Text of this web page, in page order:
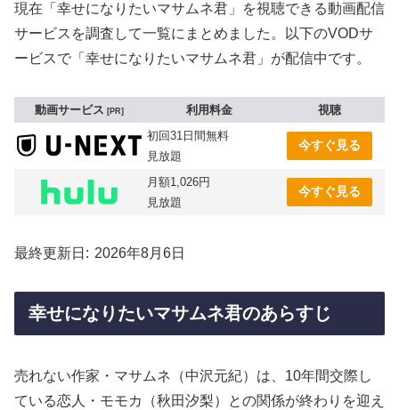
現在「幸せになりたいマサムネ君」を視聴できる動画配信
サービスを調査して一覧にまとめました。以下のVODサ
ービスで「幸せになりたいマサムネ君」が配信中です。
動画サービス PR 利用料金
視聴
初回31日間無料
見放題
今すぐ見る
月額1,026円
見放題
今すぐ見る
最終更新日 2026年8月6日
幸せになりたいマサムネ君のあらすじ
売れない作家・マサムネ（中沢元紀）は、10年間交際し
ている恋人・モモカ（秋田汐梨）との関係が終わりを迎え